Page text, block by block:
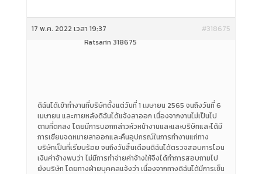
17 พ.ค. 2022 เวลา 19:37
#318675
Ratsarin 318675
ดิฉันได้เข้าทำงานที่บริษัทตั้งแต่วันที่ 1 เมษายน 2565 จนถึงวันที่ 6
เมษายน และภายหลังดิฉันได้แจ้งลาออก เนื่องจากงานไม่เป็นไป
ตามที่ตกลง โดยมีการบอกกล่าวหัวหน้างานและและบริษัทและได้มี
การเขียนจดหมายลาออกและคืนอุปกรณ์ในการทำงานแก่ทาง
บริษัทเป็นที่เรียบร้อย จนถึงวันสิ้นเดือนดิฉันได้ตรวจสอบการโอน
เงินค่าจ้างพบว่า ไม่มีการทำจ่ายค่าจ้างให้จึงได้ทำการสอบถามไป
ยังบริษัท โดยทางฝ่ายบุคคลแจ้งว่า เนื่องจากทางดิฉันได้มีการเซ็น